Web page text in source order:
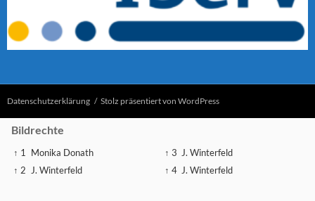
Datenschutzerklärung Stolz präsentiert von WordPress
Bildrechte
↑ 1
Monika Donath
↑ 2
J. Winterfeld
↑ 3 J. Winterfeld
↑ 4 J. Winterfeld